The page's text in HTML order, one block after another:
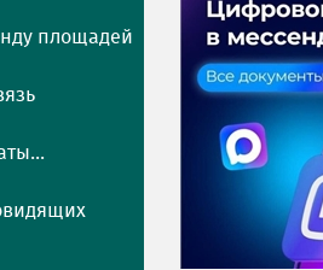
площадей